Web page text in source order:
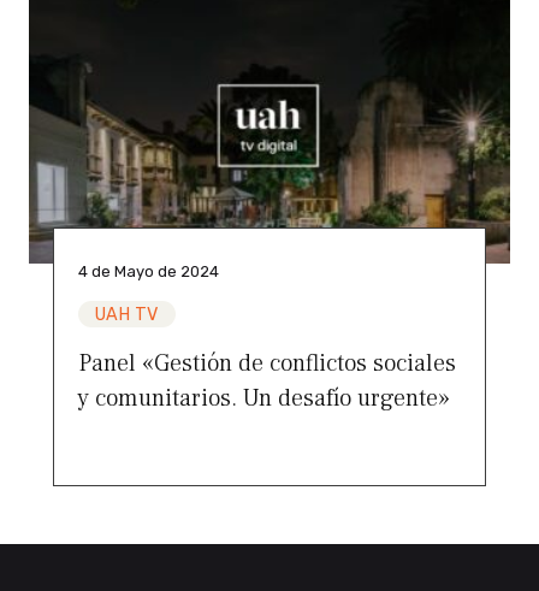
4 de Mayo de 2024
UAH TV
Panel «Gestión de conflictos sociales
y comunitarios. Un desafío urgente»